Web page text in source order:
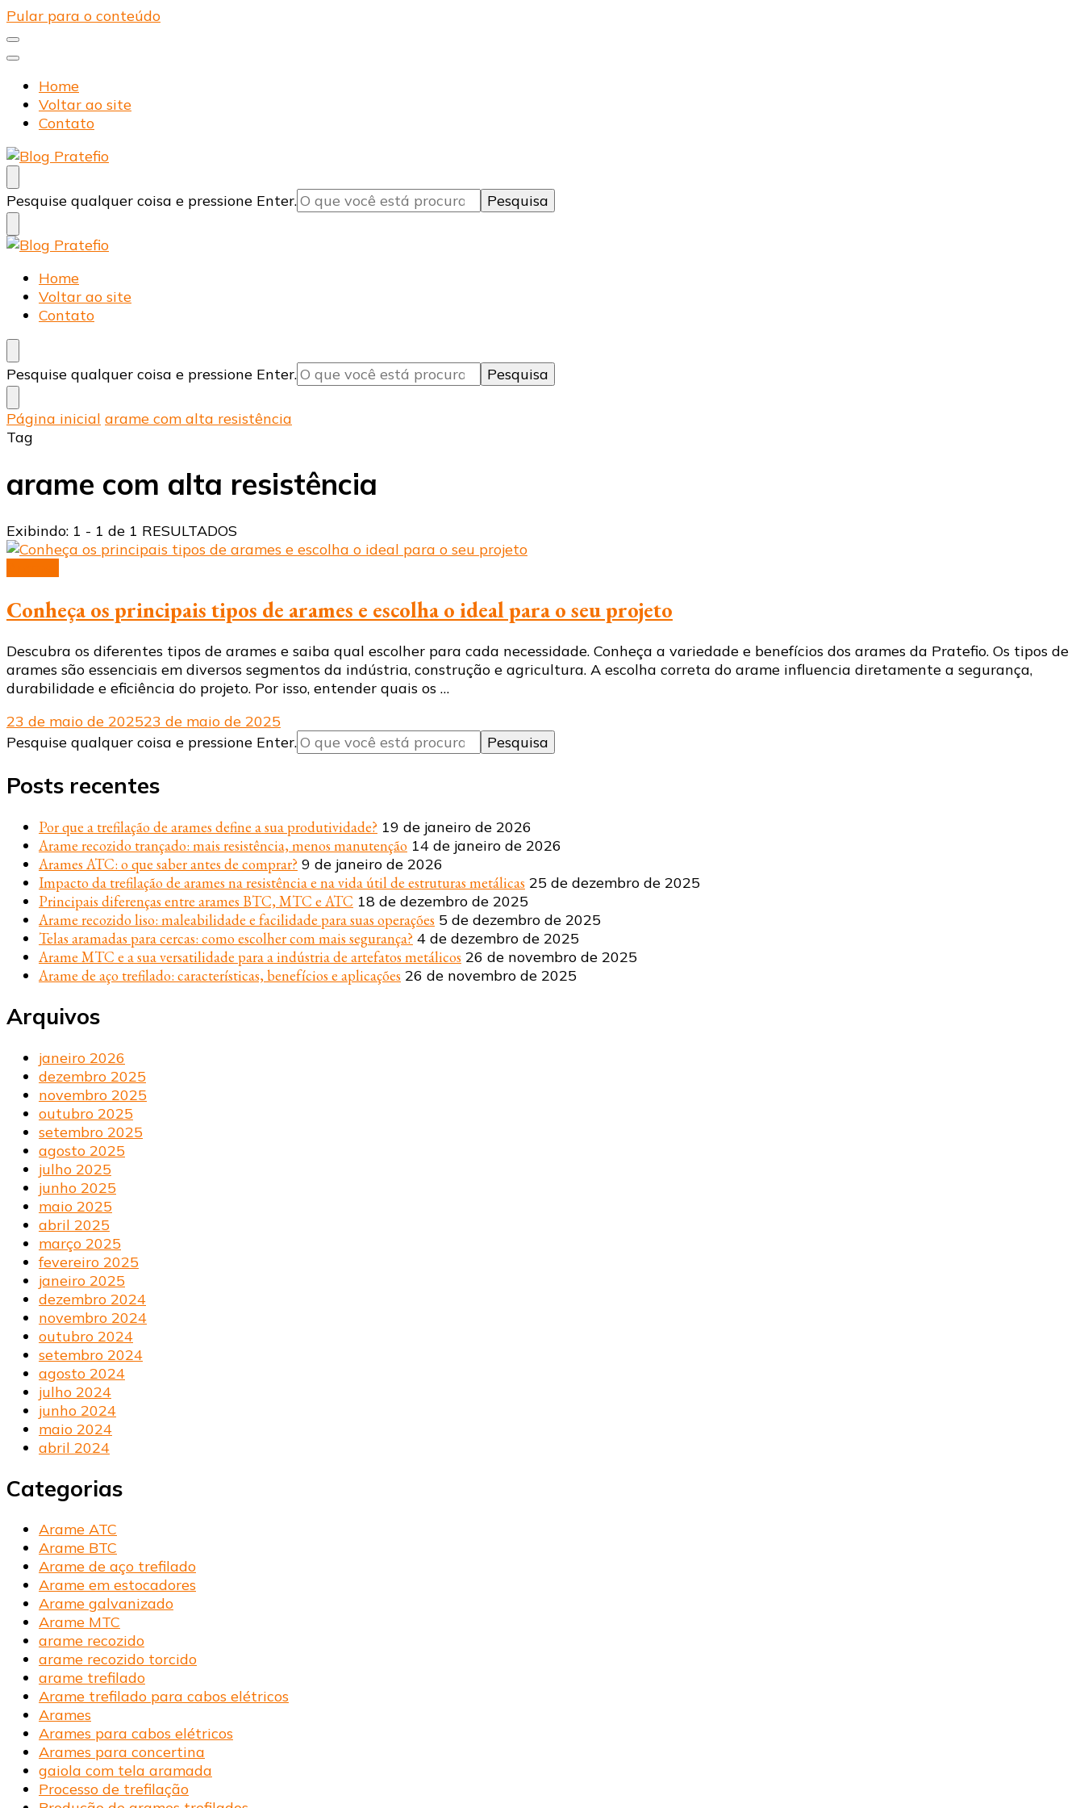
Pular para o conteúdo
Home
Voltar ao site
Contato
Blog Pratefio
Arames e Telas de Qualidade
Procurando
algo?
Pesquise qualquer coisa e pressione Enter.
Blog Pratefio
Arames e Telas de Qualidade
Home
Voltar ao site
Contato
Procurando
algo?
Pesquise qualquer coisa e pressione Enter.
Página inicial arame com alta resistência
Tag
arame com alta resistência
Exibindo: 1 - 1 de 1 RESULTADOS
Conheça os principais tipos de arames e escolha o ideal para o seu projeto
Descubra os diferentes tipos de arames e saiba qual escolher para cada necessidade. Conheça a variedade e benefícios dos arames da Pratefio. Os tipos de
arames são essenciais em diversos segmentos da indústria, construção e agricultura. A escolha correta do arame influencia diretamente a segurança,
durabilidade e eficiência do projeto. Por isso, entender quais os …
23 de maio de 202523 de maio de 2025
Procurando
Pesquise qualquer coisa e pressione Enter.
Posts recentes
Por que a trefilação de arames define a sua produtividade? 19 de janeiro de 2026
Arame recozido trançado: mais resistência, menos manutenção 14 de janeiro de 2026
Arames ATC: o que saber antes de comprar? 9 de janeiro de 2026
Impacto da trefilação de arames na resistência e na vida útil de estruturas metálicas 25 de dezembro de 2025
Principais diferenças entre arames BTC, MTC e ATC 18 de dezembro de 2025
Arame recozido liso: maleabilidade e facilidade para suas operações 5 de dezembro de 2025
Telas aramadas para cercas: como escolher com mais segurança? 4 de dezembro de 2025
Arame MTC e a sua versatilidade para a indústria de artefatos metálicos 26 de novembro de 2025
Arame de aço trefilado: características, benefícios e aplicações 26 de novembro de 2025
Arquivos
janeiro 2026
dezembro 2025
novembro 2025
outubro 2025
setembro 2025
agosto 2025
julho 2025
junho 2025
maio 2025
abril 2025
março 2025
fevereiro 2025
janeiro 2025
dezembro 2024
novembro 2024
outubro 2024
setembro 2024
agosto 2024
julho 2024
junho 2024
maio 2024
abril 2024
Categorias
Arame ATC
Arame BTC
Arame de aço trefilado
Arame em estocadores
Arame galvanizado
Arame MTC
arame recozido
arame recozido torcido
arame trefilado
Arame trefilado para cabos elétricos
Arames
Arames para cabos elétricos
Arames para concertina
gaiola com tela aramada
Processo de trefilação